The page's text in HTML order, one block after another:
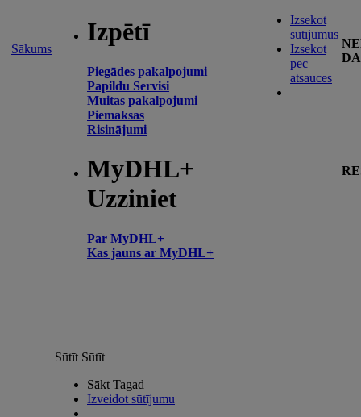
Sākums
Izpētī
Piegādes pakalpojumi
Papildu Servisi
Muitas pakalpojumi
Piemaksas
Risinājumi
MyDHL+
Uzziniet
Par MyDHL+
Kas jauns ar MyDHL+
Izsekot
sūtījumus
Izsekot
pēc
atsauces
Sūtīt Sūtīt
Sākt Tagad
Izveidot sūtījumu